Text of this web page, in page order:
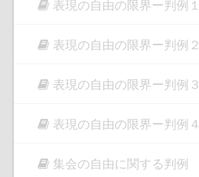
表現の自由の限界ー判例１
表現の自由の限界ー判例２
表現の自由の限界ー判例３
表現の自由の限界ー判例４
集会の自由に関する判例